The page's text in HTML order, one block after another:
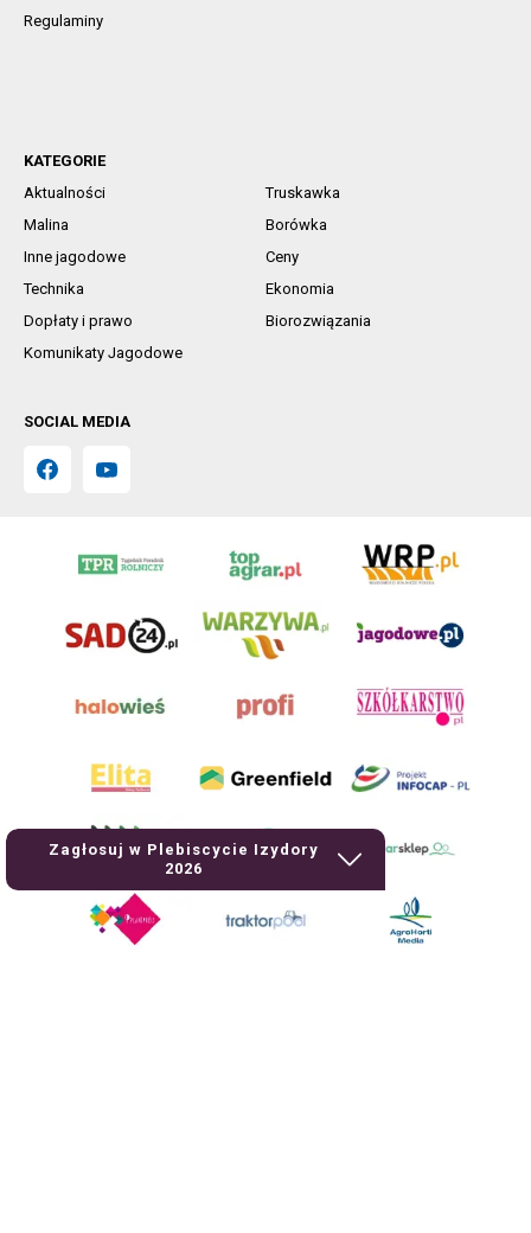
Zagłosuj w Plebiscycie Izydory
2026
Regulaminy
KATEGORIE
Aktualności
Truskawka
Malina
Borówka
Inne jagodowe
Ceny
Technika
Ekonomia
Dopłaty i prawo
Biorozwiązania
Komunikaty Jagodowe
SOCIAL MEDIA